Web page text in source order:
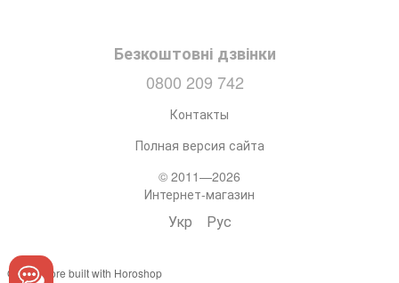
Безкоштовні дзвінки
0800 209 742
Контакты
Полная версия сайта
© 2011—2026
Интернет-магазин
Укр Рус
Online store built with Horoshop